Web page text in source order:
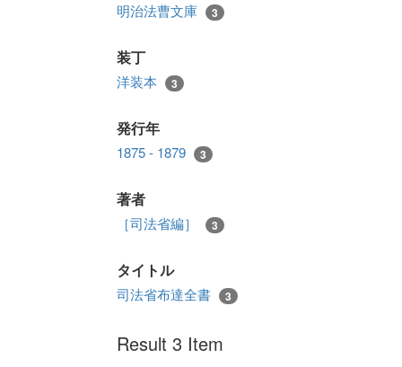
明治法曹文庫 3
装丁
洋装本 3
発行年
1875 - 1879 3
著者
［司法省編］ 3
タイトル
司法省布達全書 3
Result 3 Item